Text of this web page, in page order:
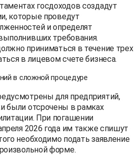
госдоходов создадут
которые проведут
и определят
требования.
приниматься в течение трех
в лицевом счете бизнеса.
в сложной процедуре
для предприятий,
были отсрочены в рамках
При погашении
2026 года им также спишут
необходимо подать заявление
форме.